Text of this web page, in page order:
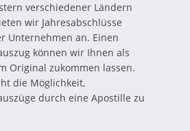
verschiedener Ländern
wir Jahresabschlüsse
Unternehmen an. Einen
können wir Ihnen als
Original zukommen lassen.
die Möglichkeit,
durch eine Apostille zu